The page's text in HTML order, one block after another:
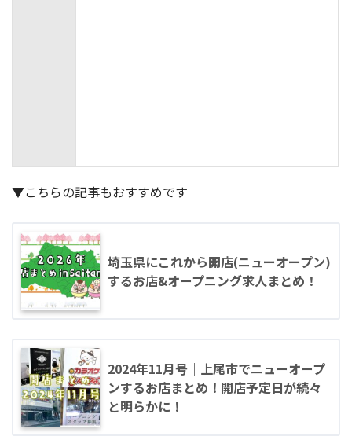
▼こちらの記事もおすすめです
埼玉県にこれから開店(ニューオープン)
するお店&オープニング求人まとめ！
2024年11月号｜上尾市でニューオープ
ンするお店まとめ！開店予定日が続々
と明らかに！